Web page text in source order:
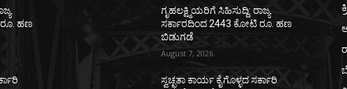
ಹಣ
ಗೃಹಲಕ್ಷ್ಮಿಯರಿಗೆ ಸಿಹಿಸುದ್ದಿ: ರಾಜ್ಯ
ಸರ್ಕಾರದಿಂದ 2443 ಕೋಟಿ ರೂ. ಹಣ
ಬಿಡುಗಡೆ
August 7, 2026
ಸ್ವಚ್ಛತಾ ಕಾರ್ಯ ಕೈಗೊಳ್ಳದ ಸರ್ಕಾರಿ